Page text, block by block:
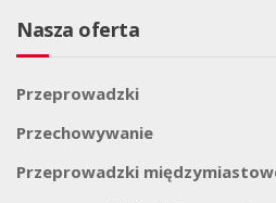
Nasza oferta
Przeprowadzki
Przechowywanie
Przeprowadzki